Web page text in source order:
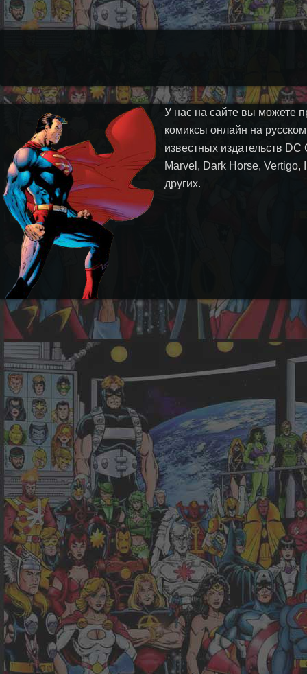
У нас на сайте вы можете
комиксы онлайн на
известных издательств DC
Marvel, Dark Horse, Vertigo,
других.